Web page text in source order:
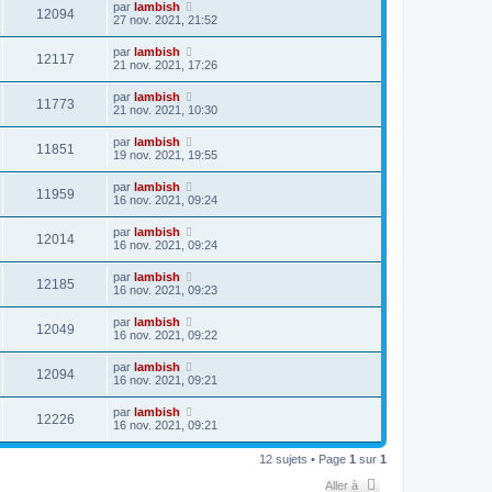
12094 par lambish
27 nov. 2021, 21:52
12117 par lambish
21 nov. 2021, 17:26
11773 par lambish
21 nov. 2021, 10:30
11851 par lambish
19 nov. 2021, 19:55
11959 par lambish
16 nov. 2021, 09:24
12014 par lambish
16 nov. 2021, 09:24
12185 par lambish
16 nov. 2021, 09:23
12049 par lambish
16 nov. 2021, 09:22
12094 par lambish
16 nov. 2021, 09:21
12226 par lambish
16 nov. 2021, 09:21
12 sujets • Page 1 sur 1
Aller à